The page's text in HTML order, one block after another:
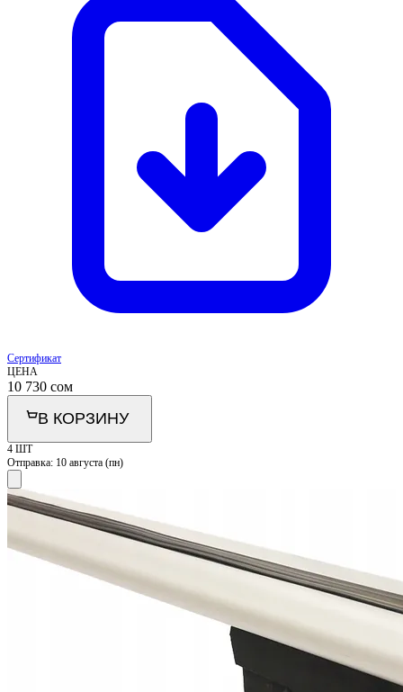
Сертификат
ЦЕНА
10 730 сом
В КОРЗИНУ
4 ШТ
Отправка: 10 августа (пн)